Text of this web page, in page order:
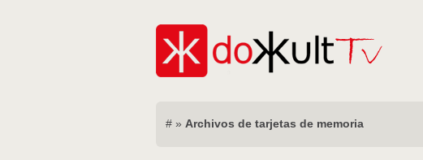
# » Archivos de tarjetas de memoria